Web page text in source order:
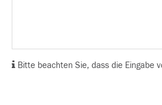
Bitte beachten Sie, dass die Eingabe